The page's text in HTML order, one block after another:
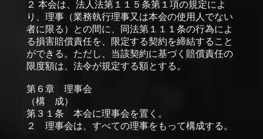
２ 本会は、法人法第１１５条第１項の規定によ
り、理事（業務執行理事又は本会の使用人でない
者に限る）との間に、同法第１１１条の行為によ
る損害賠償責任を、限定する契約を締結すること
ができる。ただし、当該契約に基づく賠償責任の
限度額は、法令が規定する額とする。
第６章 理事会
（構 成）
第３１条 本会に理事会を置く。
２ 理事会は、すべての理事をもって構成する。